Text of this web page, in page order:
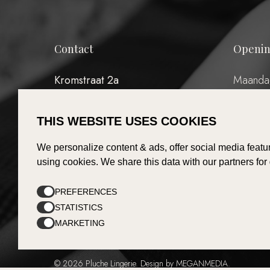
Contact
Kromstraat 2a
T: 040 – 7676078
E:info@pluche-lingerie.nl
© 2026 Pluche Lingerie. Design by MEGANMEDIA.
THIS WEBSITE USES COOKIES
We personalize content & ads, offer social media
using cookies. We share this data with our partners
PREFERENCES
STATISTICS
MARKETING